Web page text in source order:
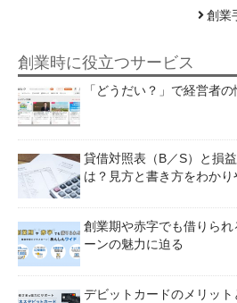
創業
創業時に役立つサービス
「どうだい？」で経営者
貸借対照表（B／S）と損
は？見方と書き方をわかり
創業期や赤字でも借りら
ーンの魅力に迫る
デビットカードのメリッ